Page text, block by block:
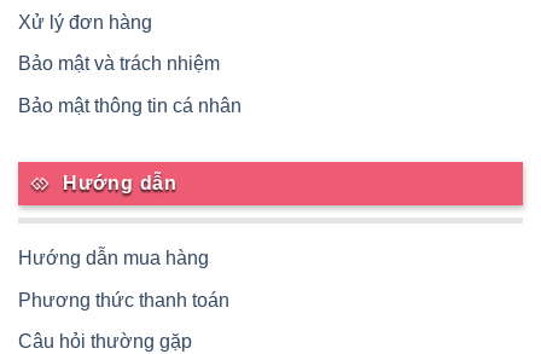
Xử lý đơn hàng
Bảo mật và trách nhiệm
Bảo mật thông tin cá nhân
Hướng dẫn
Hướng dẫn mua hàng
Phương thức thanh toán
Câu hỏi thường gặp